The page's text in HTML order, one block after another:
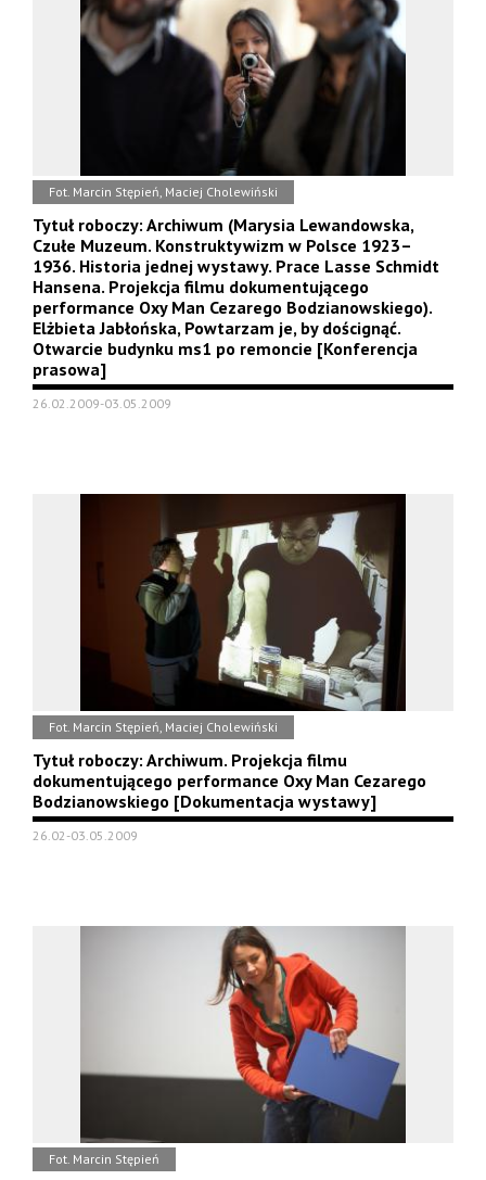
Fot. Marcin Stępień, Maciej Cholewiński
Tytuł roboczy: Archiwum (Marysia Lewandowska,
Czułe Muzeum. Konstruktywizm w Polsce 1923–
1936. Historia jednej wystawy. Prace Lasse Schmidt
Hansena. Projekcja filmu dokumentującego
performance Oxy Man Cezarego Bodzianowskiego).
Elżbieta Jabłońska, Powtarzam je, by doścignąć.
Otwarcie budynku ms1 po remoncie [Konferencja
prasowa]
26.02.2009-03.05.2009
Fot. Marcin Stępień, Maciej Cholewiński
Tytuł roboczy: Archiwum. Projekcja filmu
dokumentującego performance Oxy Man Cezarego
Bodzianowskiego [Dokumentacja wystawy]
26.02-03.05.2009
Fot. Marcin Stępień